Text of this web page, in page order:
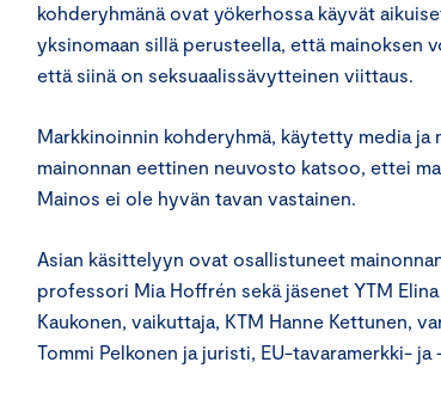
kohderyhmänä ovat yökerhossa käyvät
yksinomaan sillä perusteella, että mainoksen
että siinä on seksuaalissävytteinen viittaus.
Markkinoinnin kohderyhmä, käytetty media
mainonnan eettinen neuvosto katsoo, ettei
Mainos ei ole hyvän tavan vastainen.
Asian käsittelyyn ovat osallistuneet
professori Mia Hoffrén sekä jäsenet YTM
Kaukonen, vaikuttaja, KTM Hanne Kettunen,
Tommi Pelkonen ja juristi, EU-tavaramerkki- ja